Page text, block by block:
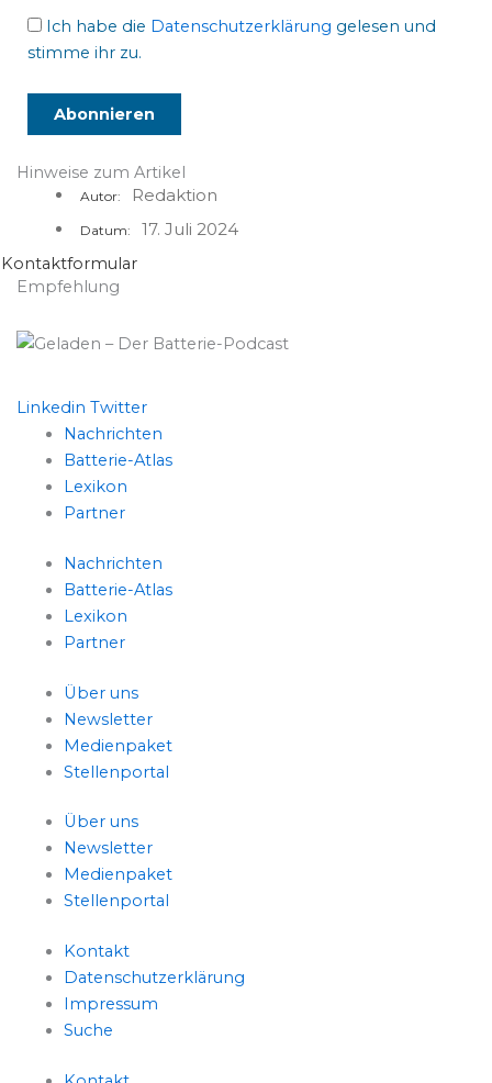
Ich habe die Datenschutzerklärung gelesen und
stimme ihr zu.
Hinweise zum Artikel
Autor: Redaktion
Datum: 17. Juli 2024
Kontaktformular
Empfehlung
Linkedin Twitter
Nachrichten
Batterie-Atlas
Lexikon
Partner
Nachrichten
Batterie-Atlas
Lexikon
Partner
Über uns
Newsletter
Medienpaket
Stellenportal
Über uns
Newsletter
Medienpaket
Stellenportal
Kontakt
Datenschutzerklärung
Impressum
Suche